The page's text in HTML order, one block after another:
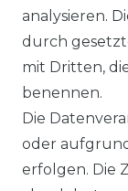
Wp
mit
NOAH 2000
NEXA 2000
analysieren.
durch
mit Dritten,
benennen.
Die
oder
erfolgen. Die